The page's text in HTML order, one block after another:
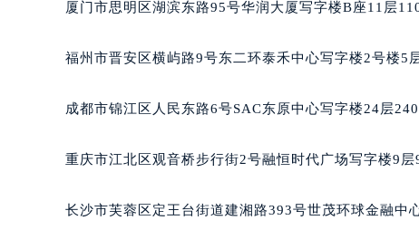
黑龙江省伊春市伊美区通河路欧米茄售
吉林省白山市浑江区浑江大街欧米茄
吉林省辽源市龙山区人民大街欧米茄售
吉林省四平市铁东区紫气大路与南九
厦门市思明区湖滨东路95号华润大厦写字楼B座11层
福州市晋安区横屿路9号东二环泰禾中心写字楼2号楼5
成都市锦江区人民东路6号SAC东原中心写字楼24层
重庆市江北区观音桥步行街2号融恒时代广场写字楼9层
长沙市芙蓉区定王台街道建湘路393号世茂环球金融中